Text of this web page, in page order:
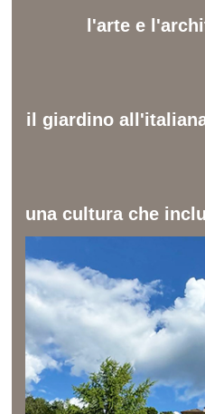
l'arte e
il giardino
una cultura che